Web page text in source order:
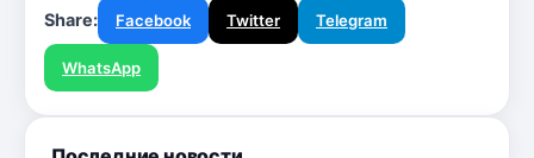
Share: Facebook Twitter Telegram
WhatsApp